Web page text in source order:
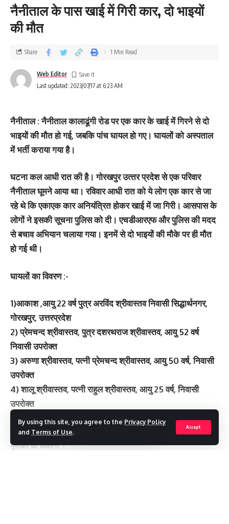
By using this site, you agree to the Privacy Policy
and Terms of Use.
Accept
नैनीताल के पास खाई में गिरी कार, दो भाइयों
की मौत
Last updated: 2023/07/17 at 6:23 AM
Web Editor
Share 1 Min Read
नैनीताल : नैनीताल कालाढूंगी रोड पर एक कार के खाई में गिरने से दो
भाइयों की मौत हो गई, जबकि पांच घायल हो गए। घायलों को अस्‍पताल
में भर्ती कराया गया है।
घटना कल आधी रात की है। गोरखपुर उत्‍तर प्रदेश से एक परिवार
नैनीताल घूमने आया था। रविवार आधी रात को ये लोग एक कार से जा
रहे थे कि एकाएक कार अनियंत्रित होकर खाई में जा गिरी। आसपास के
लोगों ने इसकी सूचना पुलिस को दी। एचडीआरएफ और पुलिस की मदद
से बचाव अभियान चलाया गया। इनमें से दो भाइयों की मौके पर ही मौत
हो गई थी।
घायलों का विवरण :-
1)आकाश ,आयु 22 वर्ष पुत्र अरविंद श्रीवास्तव निवासी सिद्धार्थनगर,
गोरखपुर, उत्तरप्रदेश
2) प्रेमचन्द श्रीवास्तव, पुत्र दशरथराज श्रीवास्तव, आयु 52 वर्ष
निवासी उपरोक्त
3) अरुणा श्रीवास्तव, पत्नी प्रेमचन्द श्रीवास्तव, आयु 50 वर्ष, निवासी
उपरोक्त
4) शालू श्रीवास्तव, पत्नी राहुल श्रीवास्तव, आयु 25 वर्ष, निवासी
उपरोक्त
5) मिष्टी पुत्री राहुल श्रीवास्तव, आयु ढाई वर्ष, निवासी उपरोक्त
मृतकों के विवरण :-